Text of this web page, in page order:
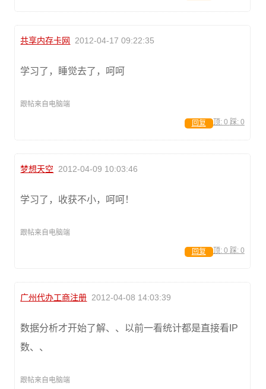
共享内存卡网 2012-04-17 09:22:35
学习了，睡觉去了，呵呵
跟帖来自电脑端
顶: 0 踩: 0
回复
梦想天空 2012-04-09 10:03:46
学习了，收获不小，呵呵！
跟帖来自电脑端
顶: 0 踩: 0
回复
广州代办工商注册 2012-04-08 14:03:39
数据分析才开始了解、、以前一看统计都是直接看IP
数、、
跟帖来自电脑端